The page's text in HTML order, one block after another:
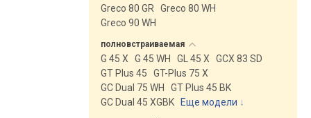
Greco 80 GR
Greco 80 WH
Greco 90 WH
полновстраиваемая
G 45 X G 45 WH GL 45 X
GCX 83 SD
GT Plus 45
GT-Plus 75 X
GC Dual 75 WH
GT Plus 45 BK
GC Dual 45 XGBK
Еще модели ↓